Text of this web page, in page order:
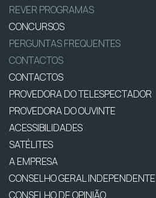
REVER PROGRAMAS
CONCURSOS
PERGUNTAS FREQUENTES
CONTACTOS
CONTACTOS
PROVEDORA DO TELESPECTADOR
PROVEDORA DO OUVINTE
ACESSIBILIDADES
SATÉLITES
A EMPRESA
CONSELHO GERAL INDEPENDENTE
CONSELHO DE OPINIÃO